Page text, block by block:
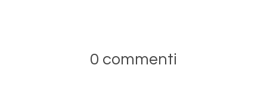
0 commenti